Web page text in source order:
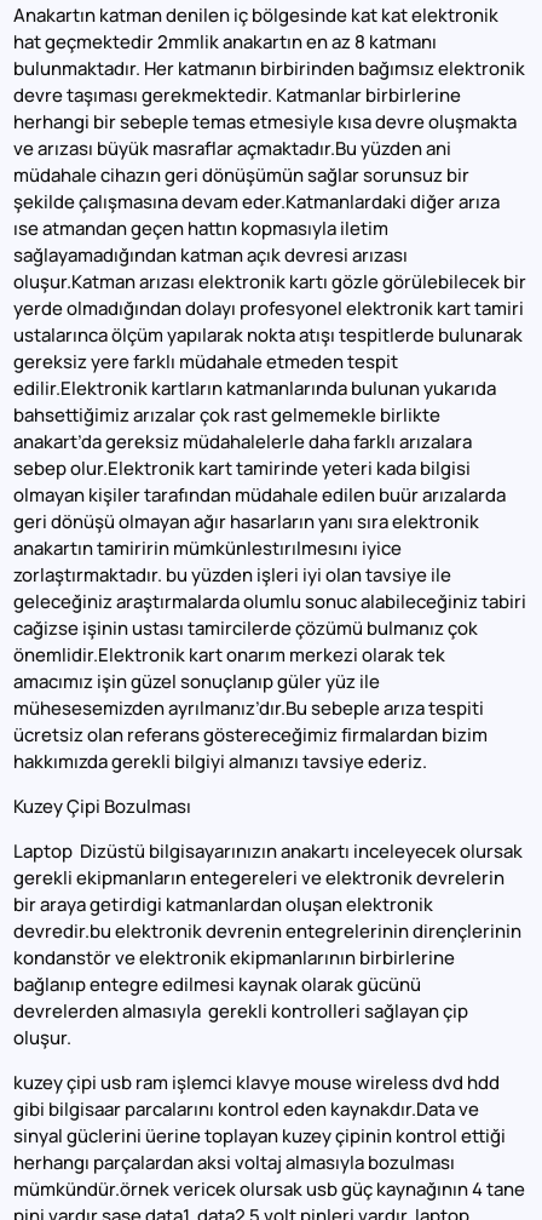
Anakartın katman denilen iç bölgesinde kat kat elektronik
hat geçmektedir 2mmlik anakartın en az 8 katmanı
bulunmaktadır. Her katmanın birbirinden bağımsız elektronik
devre taşıması gerekmektedir. Katmanlar birbirlerine
herhangi bir sebeple temas etmesiyle kısa devre oluşmakta
ve arızası büyük masraflar açmaktadır.Bu yüzden ani
müdahale cihazın geri dönüşümün sağlar sorunsuz bir
şekilde çalışmasına devam eder.Katmanlardaki diğer arıza
ıse atmandan geçen hattın kopmasıyla iletim
sağlayamadığından katman açık devresi arızası
oluşur.Katman arızası elektronik kartı gözle görülebilecek bir
yerde olmadığından dolayı profesyonel elektronik kart tamiri
ustalarınca ölçüm yapılarak nokta atışı tespitlerde bulunarak
gereksiz yere farklı müdahale etmeden tespit
edilir.Elektronik kartların katmanlarında bulunan yukarıda
bahsettiğimiz arızalar çok rast gelmemekle birlikte
anakart’da gereksiz müdahalelerle daha farklı arızalara
sebep olur.Elektronik kart tamirinde yeteri kada bilgisi
olmayan kişiler tarafından müdahale edilen buür arızalarda
geri dönüşü olmayan ağır hasarların yanı sıra elektronik
anakartın tamiririn mümkünlestırılmesını iyice
zorlaştırmaktadır. bu yüzden işleri iyi olan tavsiye ile
geleceğiniz araştırmalarda olumlu sonuc alabileceğiniz tabiri
cağizse işinin ustası tamircilerde çözümü bulmanız çok
önemlidir.Elektronik kart onarım merkezi olarak tek
amacımız işin güzel sonuçlanıp güler yüz ile
mühesesemizden ayrılmanız’dır.Bu sebeple arıza tespiti
ücretsiz olan referans göstereceğimiz firmalardan bizim
hakkımızda gerekli bilgiyi almanızı tavsiye ederiz.
Kuzey Çipi Bozulması
Laptop Dizüstü bilgisayarınızın anakartı inceleyecek olursak
gerekli ekipmanların entegereleri ve elektronik devrelerin
bir araya getirdigi katmanlardan oluşan elektronik
devredir.bu elektronik devrenin entegrelerinin dirençlerinin
kondanstör ve elektronik ekipmanlarının birbirlerine
bağlanıp entegre edilmesi kaynak olarak gücünü
devrelerden almasıyla gerekli kontrolleri sağlayan çip
oluşur.
kuzey çipi usb ram işlemci klavye mouse wireless dvd hdd
gibi bilgisaar parcalarını kontrol eden kaynakdır.Data ve
sinyal güclerini üerine toplayan kuzey çipinin kontrol ettiği
herhangı parçalardan aksi voltaj almasıyla bozulması
mümkündür.örnek vericek olursak usb güç kaynağının 4 tane